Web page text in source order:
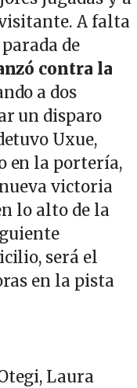
A falta
de
contra la
a dos
un disparo
Uxue,
en la portería,
victoria
lo alto de la
será el
en la pista
Laura